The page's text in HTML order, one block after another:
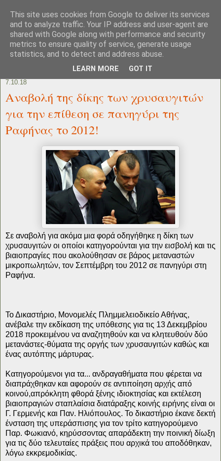
7.10.18
Αναβολή της δίκης των χρυσαυγιτών
για την επίθεση σε πανηγύρι της
Ραφήνας το 2012!
Σε αναβολή για ακόμα μια φορά οδηγήθηκε η δίκη των
χρυσαυγιτών οι οποίοι κατηγορούνται για την εισβολή και τις
βιαιοπραγίες που ακολούθησαν σε βάρος μεταναστών
μικροπωλητών, τον Σεπτέμβρη του 2012 σε πανηγύρι στη
Ραφήνα.
Το Δικαστήριο, Μονομελές Πλημμελειοδικείο Αθήνας,
ανέβαλε την εκδίκαση της υπόθεσης για τις 13 Δεκεμβρίου
2018 προκειμένου να αναζητηθούν και να κλητευθούν δύο
μετανάστες-θύματα της οργής των χρυσαυγιτών καθώς και
ένας αυτόπτης μάρτυρας.
Κατηγορούμενοι για τα... ανδραγαθήματα που φέρεται να
διαπράχθηκαν και αφορούν σε αντιποίηση αρχής από
κοινού,απρόκλητη φθορά ξένης ιδιοκτησίας και εκτέλεση
βιαιοπραγιών σταπλαίσια διατάραξης κοινής ειρήνης είναι οι
Γ. Γερμενής και Παν. Ηλιόπουλος. Το δικαστήριο έκανε δεκτή
ένσταση της υπεράσπισης για τον τρίτο κατηγορούμενο
Παρ. Φωκιανό, κηρύσσοντας απαράδεκτη την ποινική δίωξη
για τις δύο τελευταίες πράξεις που αρχικά του αποδόθηκαν,
λόγω εκκρεμοδικίας.
This site uses cookies from Google to deliver its services
and to analyze traffic. Your IP address and user-agent are
shared with Google along with performance and security
metrics to ensure quality of service, generate usage
statistics, and to detect and address abuse.
LEARN MORE GOT IT